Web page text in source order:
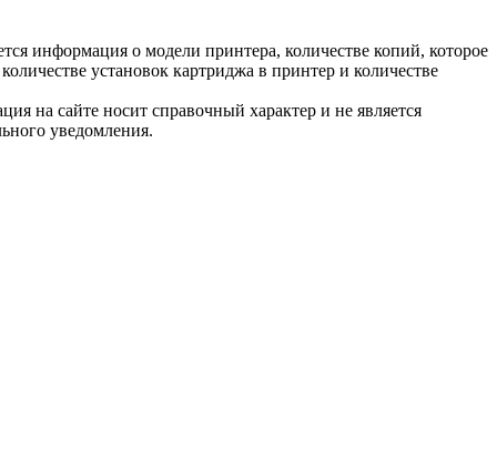
информация о модели принтера, количестве копий, которое
установок картриджа в принтер и количестве
на сайте носит справочный характер и не является
уведомления.